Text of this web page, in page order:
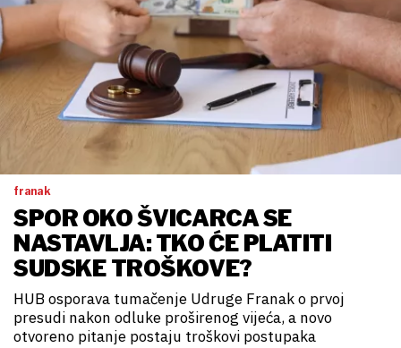
franak
SPOR OKO ŠVICARCA SE
NASTAVLJA: TKO ĆE PLATITI
SUDSKE TROŠKOVE?
HUB osporava tumačenje Udruge Franak o prvoj
presudi nakon odluke proširenog vijeća, a novo
otvoreno pitanje postaju troškovi postupaka